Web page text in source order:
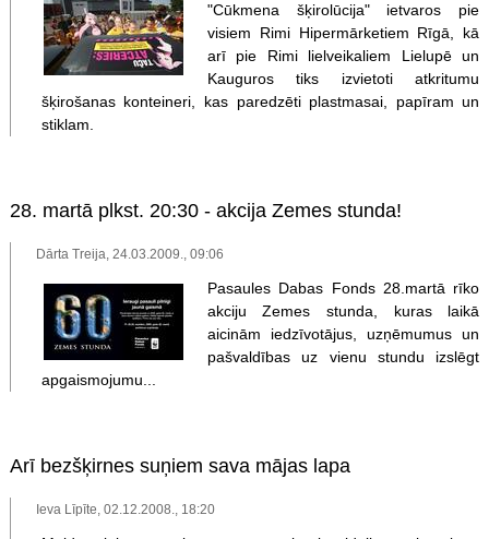
"Cūkmena šķirolūcija" ietvaros pie
visiem Rimi Hipermārketiem Rīgā, kā
arī pie Rimi lielveikaliem Lielupē un
Kauguros tiks izvietoti atkritumu
šķirošanas konteineri, kas paredzēti plastmasai, papīram un
stiklam.
28. martā plkst. 20:30 - akcija Zemes stunda!
Dārta Treija, 24.03.2009., 09:06
Pasaules Dabas Fonds 28.martā rīko
akciju Zemes stunda, kuras laikā
aicinām iedzīvotājus, uzņēmumus un
pašvaldības uz vienu stundu izslēgt
apgaismojumu...
Arī bezšķirnes suņiem sava mājas lapa
Ieva Līpīte, 02.12.2008., 18:20